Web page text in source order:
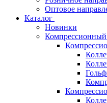
Оптовое
Каталог
Новинки
Компрессионный